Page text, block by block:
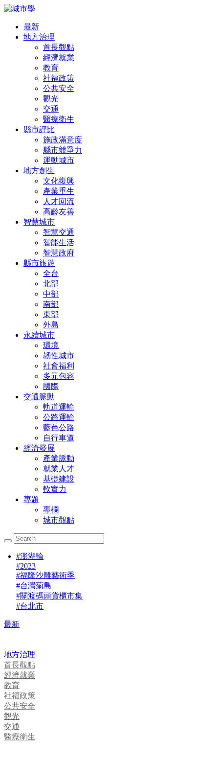
最新
地方治理
首長觀點
經濟就業
教育
社福政策
公共安全
觀光
交通
醫療衛生
縣市評比
施政滿意度
縣市競爭力
運動城市
地方創生
文化復興
產業重生
人才回流
高齡友善
智慧城市
智慧交通
智能生活
智慧政府
縣市旅遊
全台
北部
中部
南部
東部
外島
永續城市
環境
韌性城市
社會福利
多元包容
國際
交通脈動
軌道運輸
公路運輸
藍色公路
自行車道
經濟發展
產業脈動
就業人才
基礎建設
軟實力
專題
專欄
城市觀點
#澎湖輪
#2023
#福隆沙雕藝術季
#台灣菊島
#關渡碼頭貨櫃市集
#台北市
最新
地方治理
首長觀點
經濟就業
教育
社福政策
公共安全
觀光
交通
醫療衛生